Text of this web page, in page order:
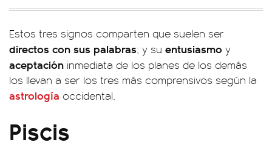
Estos tres signos comparten que suelen ser
directos con sus palabras; y su entusiasmo y
aceptación inmediata de los planes de los demás
los llevan a ser los tres más comprensivos según la
astrología occidental.
Piscis